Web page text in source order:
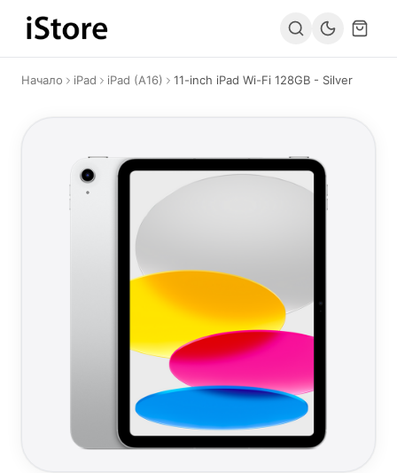
Към съдържанието
Начало iPad iPad (A16) 11-inch iPad Wi-Fi 128GB - Silver